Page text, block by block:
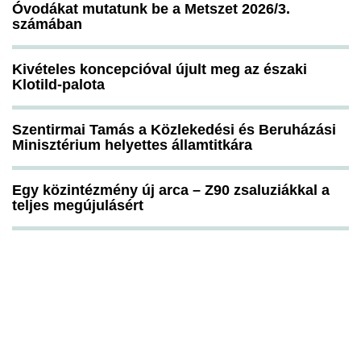
Óvodákat mutatunk be a Metszet 2026/3.
számában
Kivételes koncepcióval újult meg az északi
Klotild-palota
Szentirmai Tamás a Közlekedési és Beruházási
Minisztérium helyettes államtitkára
Egy közintézmény új arca – Z90 zsaluziákkal a
teljes megújulásért